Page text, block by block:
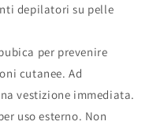
depilatori su pelle
per prevenire
cutanee. Ad
vestizione immediata.
uso esterno. Non